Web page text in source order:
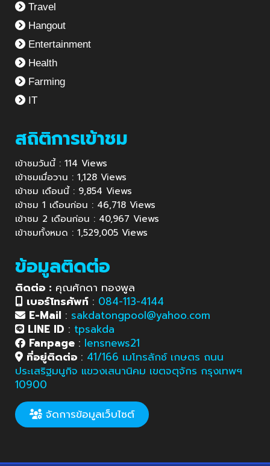
Travel
Hangout
Entertainment
Health
Farming
IT
สถิติการเข้าชม
เข้าชมวันนี้ : 114 Views
เข้าชมเมื่อวาน : 1,128 Views
เข้าชม เดือนนี้ : 9,854 Views
เข้าชม 1 เดือนก่อน : 46,718 Views
เข้าชม 2 เดือนก่อน : 40,967 Views
เข้าชมทั้งหมด : 1,529,005 Views
ข้อมูลติดต่อ
ติดต่อ : คุณศักดา ทองพูล
เบอร์โทรศัพท์ : 084-113-4144
E-Mail : sakdatongpool@yahoo.com
LINE ID : tpsakda
Fanpage : lensnews21
ที่อยู่ติดต่อ : 41/166 เมโทรลักซ์ เกษตร ถนน
ประเสริฐมนูกิจ แขวงเสนานิคม เขตจตุจักร กรุงเทพฯ
10900
จัดการข้อมูลเว็บไซต์